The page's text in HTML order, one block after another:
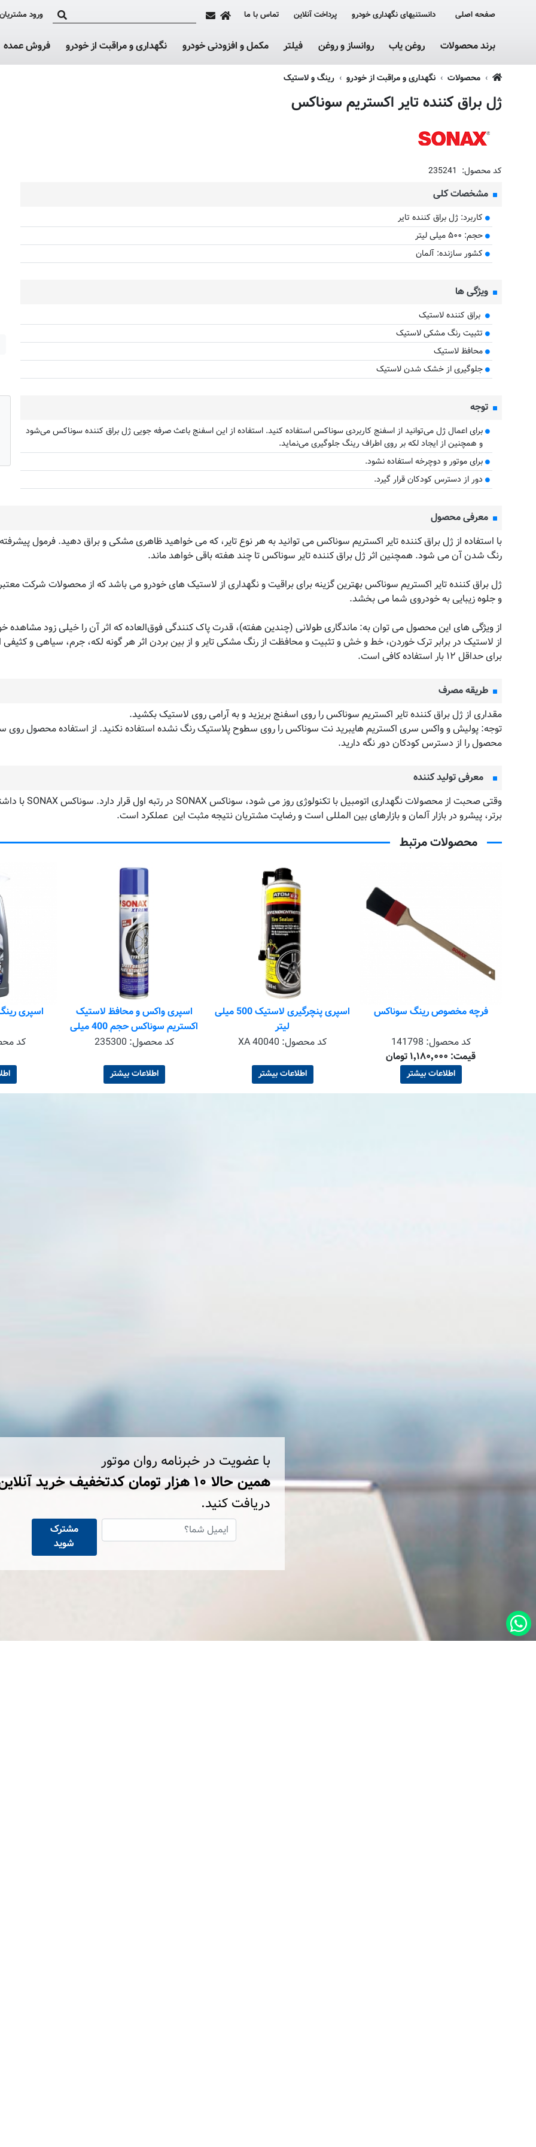
صفحه اصلی دانستنیهای نگهداری خودرو پرداخت آنلاین تماس با ما ورود مشتریان
برند محصولات روغن یاب روانساز و روغن فیلتر مکمل و افزودنی خودرو نگهداری و مراقبت از خودرو فروش عمده
محصولات نگهداری و مراقبت از خودرو رینگ و لاستیک
ژل براق کننده تایر اکستریم سوناکس
کد محصول: 235241
مشخصات کلی
کاربرد: ژل براق کننده تایر
حجم: ۵۰۰ میلی لیتر
کشور سازنده: آلمان
ویژگی ها
براق کننده لاستیک
تثبیت رنگ مشکی لاستیک
محافظ لاستیک
جلوگیری از خشک شدن لاستیک
توجه
برای اعمال ژل می‌توانید از اسفنج کاربردی سوناکس استفاده کنید. استفاده از این اسفنج باعث صرفه جویی ژل براق کننده سوناکس می‌شود
و همچنین از ایجاد لکه بر روی اطراف رینگ جلوگیری می‌نماید.
برای موتور و دوچرخه استفاده نشود.
دور از دسترس کودکان قرار گیرد.
معرفی محصول
با استفاده از ژل براق کننده تایر اکستریم سوناکس می توانید به هر نوع تایر، که می خواهید ظاهری مشکی و براق دهید. فرمول
رنگ شدن آن می شود. همچنین اثر ژل براق کننده تایر سوناکس تا چند هفته باقی خواهد ماند.
ژل براق کننده تایر اکستریم سوناکس بهترین گزینه برای براقیت و نگهداری از لاستیک های خودرو می باشد که از محصولات
و جلوه زیبایی به خودروی شما می بخشد.
از ویژگی های این محصول می توان به: ماندگاری طولانی (چندین هفته)، قدرت پاک کنندگی فوق‌العاده که اثر آن را خیلی زود
از لاستیک در برابر ترک خوردن، خط و خش و تثبیت و محافظت از رنگ مشکی تایر و از بین بردن اثر هر گونه لکه، جرم، سیاهی و کثیفی
برای حداقل ۱۲ بار استفاده کافی است.
طریقه مصرف
مقداری از ژل براق کننده تایر اکستریم سوناکس را روی اسفنج بریزید و به آرامی روی لاستیک بکشید.
توجه: پولیش و واکس سری اکستریم هایبرید نت سوناکس را روی سطوح پلاستیک رنگ نشده استفاده نکنید. از استفاده محصول روی
محصول را از دسترس کودکان دور نگه دارید.
معرفی تولید کننده
برتر، پیشرو در بازار آلمان و بازارهای بین المللی است و رضایت مشتریان نتیجه مثبت این عملکرد است.
محصولات مرتبط
اسپری پنچرگیری لاستیک 500 میلی
کد محصول:XA 40040
اطلاعات بیشتر
اسپری واکس و محافظ لاستیک
لیتر
کد محصول:235300
اطلاعات بیشتر
اسپری رینگ اکستریم سوناکس
کد محصول: 230200
اطلاعات بیشتر
برس
کد
با عضویت در خبرنامه روان موتور
همین حالا ۱۰ هزار تومان کد‌تخفیف خرید آنلاین
دریافت کنید.
مشترک
شوید